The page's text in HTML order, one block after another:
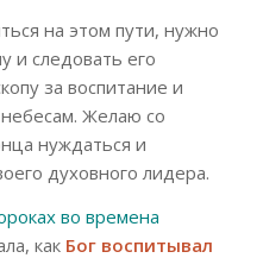
на этом пути, нужно
и следовать его
за воспитание и
Желаю со
нуждаться и
духовного лидера.
во времена
как Бог воспитывал